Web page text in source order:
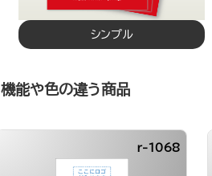
シンプル
機能や色の違う商品
r-1068